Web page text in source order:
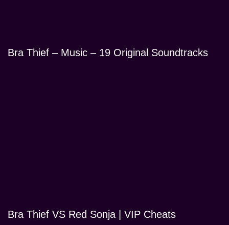
Bra Thief – Music – 19 Original Soundtracks
Bra Thief VS Red Sonja | VIP Cheats